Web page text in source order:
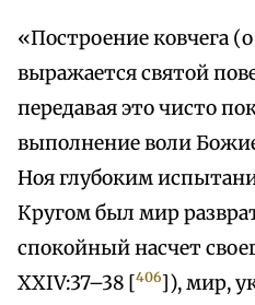
«Построение ковчега
выражается святой
передавая это чисто
выполнение воли
Ноя глубоким
Кругом был мир
спокойный насчет
XXIV:37–38 [406]), мир,